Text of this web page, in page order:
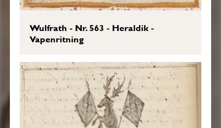
Wulfrath - Nr. 563 - Heraldik -
Vapenritning